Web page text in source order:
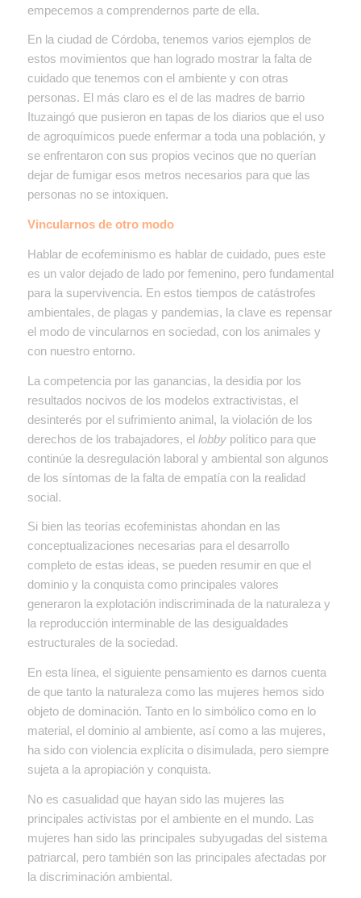
empecemos a comprendernos parte de ella.
En la ciudad de Córdoba, tenemos varios ejemplos de
estos movimientos que han logrado mostrar la falta de
cuidado que tenemos con el ambiente y con otras
personas. El más claro es el de las madres de barrio
Ituzaingó que pusieron en tapas de los diarios que el uso
de agroquímicos puede enfermar a toda una población, y
se enfrentaron con sus propios vecinos que no querían
dejar de fumigar esos metros necesarios para que las
personas no se intoxiquen.
Vincularnos de otro modo
Hablar de ecofeminismo es hablar de cuidado, pues este
es un valor dejado de lado por femenino, pero fundamental
para la supervivencia. En estos tiempos de catástrofes
ambientales, de plagas y pandemias, la clave es repensar
el modo de vincularnos en sociedad, con los animales y
con nuestro entorno.
La competencia por las ganancias, la desidia por los
resultados nocivos de los modelos extractivistas, el
desinterés por el sufrimiento animal, la violación de los
derechos de los trabajadores, el lobbypolítico para que
continúe la desregulación laboral y ambiental son algunos
de los síntomas de la falta de empatía con la realidad
social.
Si bien las teorías ecofeministas ahondan en las
conceptualizaciones necesarias para el desarrollo
completo de estas ideas, se pueden resumir en que el
dominio y la conquista como principales valores
generaron la explotación indiscriminada de la naturaleza y
la reproducción interminable de las desigualdades
estructurales de la sociedad.
En esta línea, el siguiente pensamiento es darnos cuenta
de que tanto la naturaleza como las mujeres hemos sido
objeto de dominación. Tanto en lo simbólico como en lo
material, el dominio al ambiente, así como a las mujeres,
ha sido con violencia explícita o disimulada, pero siempre
sujeta a la apropiación y conquista.
No es casualidad que hayan sido las mujeres las
principales activistas por el ambiente en el mundo. Las
mujeres han sido las principales subyugadas del sistema
patriarcal, pero también son las principales afectadas por
la discriminación ambiental.